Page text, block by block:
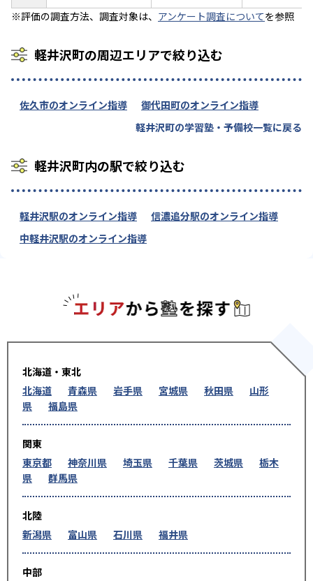
※評価の調査方法、調査対象は、 アンケート調査についてを参照
軽井沢町の周辺エリアで絞り込む
佐久市のオンライン指導
御代田町のオンライン指導
軽井沢町の学習塾・予備校一覧に戻る
軽井沢町内の駅で絞り込む
軽井沢駅のオンライン指導
信濃追分駅のオンライン指導
中軽井沢駅のオンライン指導
北海道・東北
北海道
青森県 岩手県 宮城県 秋田県
山形
県
福島県
関東
東京都
神奈川県 埼玉県 千葉県 茨城県
栃木
県
群馬県
北陸
新潟県
富山県 石川県 福井県
中部